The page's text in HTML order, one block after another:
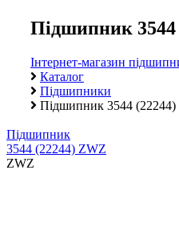
Підшипник
Інтернет-магазин
Каталог
Підшипники
Підшипник 3544
Підшипник
3544 (22244) ZWZ
ZWZ